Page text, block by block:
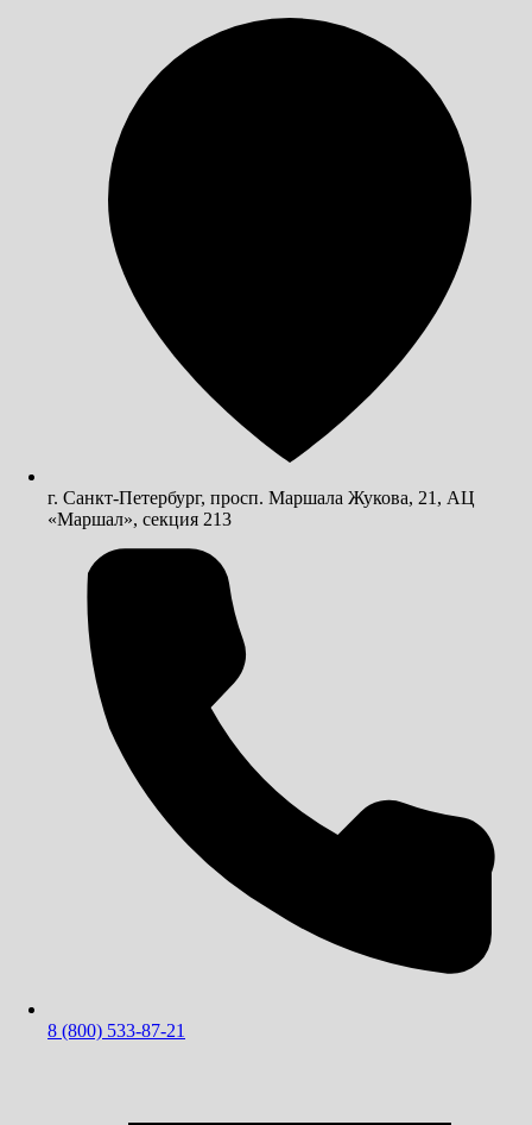
г. Санкт-Петербург, просп. Маршала Жукова, 21, АЦ
«Маршал», секция 213
8 (800) 533-87-21